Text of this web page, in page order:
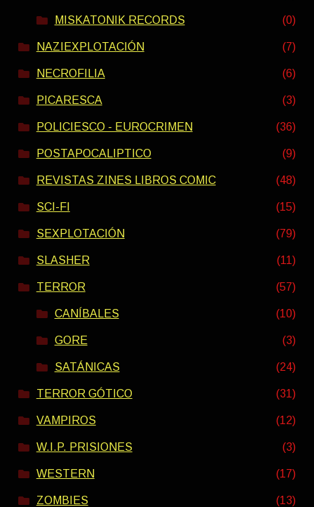
MISKATONIK RECORDS (0)
NAZIEXPLOTACIÓN (7)
NECROFILIA (6)
PICARESCA (3)
POLICIESCO - EUROCRIMEN (36)
POSTAPOCALIPTICO (9)
REVISTAS ZINES LIBROS COMIC (48)
SCI-FI (15)
SEXPLOTACIÓN (79)
SLASHER (11)
TERROR (57)
CANÍBALES (10)
GORE (3)
SATÁNICAS (24)
TERROR GÓTICO (31)
VAMPIROS (12)
W.I.P. PRISIONES (3)
WESTERN (17)
ZOMBIES (13)